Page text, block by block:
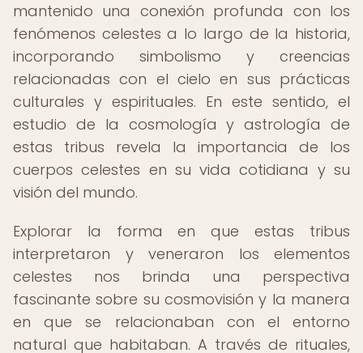
mantenido una conexión profunda con los
fenómenos celestes a lo largo de la historia,
incorporando simbolismo y creencias
relacionadas con el cielo en sus prácticas
culturales y espirituales. En este sentido, el
estudio de la cosmología y astrología de
estas tribus revela la importancia de los
cuerpos celestes en su vida cotidiana y su
visión del mundo.
Explorar la forma en que estas tribus
interpretaron y veneraron los elementos
celestes nos brinda una perspectiva
fascinante sobre su cosmovisión y la manera
en que se relacionaban con el entorno
natural que habitaban. A través de rituales,